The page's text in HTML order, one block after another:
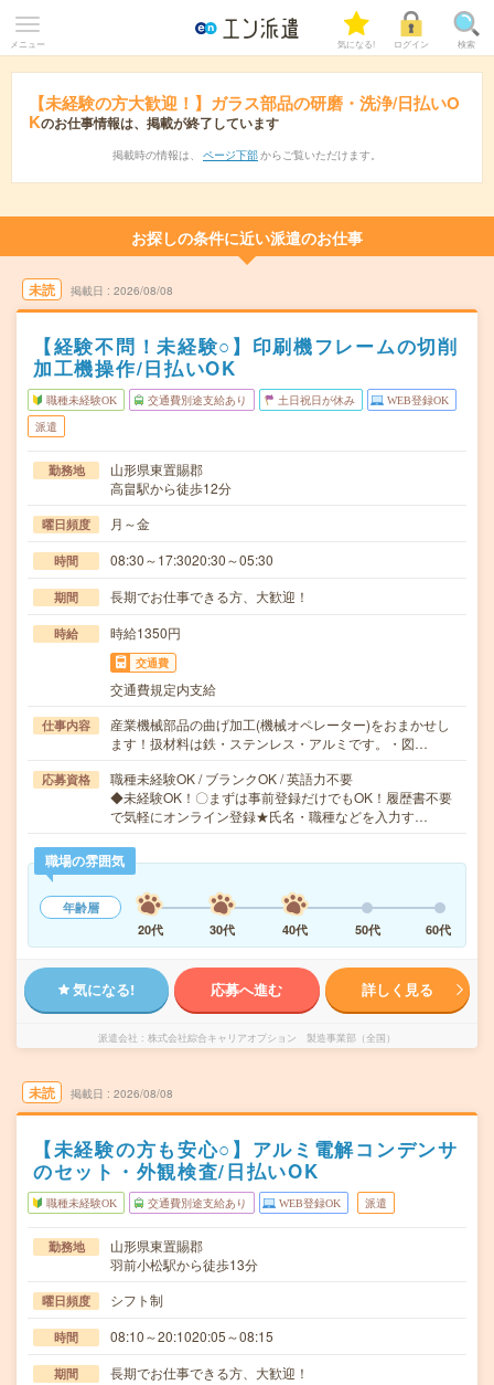
メニュー 気になる! ログイン 検索
【未経験の方大歓迎！】ガラス部品の研磨・洗浄/日払いO
Kのお仕事情報は、掲載が終了しています
掲載時の情報は、 ページ下部 からご覧いただけます。
お探しの条件に近い派遣のお仕事
未読 掲載日 2026/08/08
【経験不問！未経験○】印刷機フレームの切削
加工機操作/日払いOK
職種未経験OK 交通費別途支給あり 土日祝日が休み WEB登録OK
派遣
勤務地
山形県東置賜郡
高畠駅から徒歩12分
曜日頻度 月～金
時間 08:30～17:3020:30～05:30
期間 長期でお仕事できる方、大歓迎！
時給 時給1350円
交通費
交通費規定内支給
仕事内容
産業機械部品の曲げ加工(機械オペレーター)をおまかせし
ます！扱材料は鉄・ステンレス・アルミです。・図…
応募資格
職種未経験OK / ブランクOK / 英語力不要
◆未経験OK！〇まずは事前登録だけでもOK！履歴書不要
で気軽にオンライン登録★氏名・職種などを入力す…
職場の雰囲気
年齢層
20代
30代 40代 50代 60代
気になる! 応募へ進む 詳しく見る
派遣会社 株式会社綜合キャリアオプション 製造事業部（全国）
未読 掲載日 2026/08/08
【未経験の方も安心○】アルミ電解コンデンサ
のセット・外観検査/日払いOK
職種未経験OK 交通費別途支給あり WEB登録OK 派遣
勤務地
山形県東置賜郡
羽前小松駅から徒歩13分
曜日頻度 シフト制
時間 08:10～20:1020:05～08:15
期間 長期でお仕事できる方、大歓迎！